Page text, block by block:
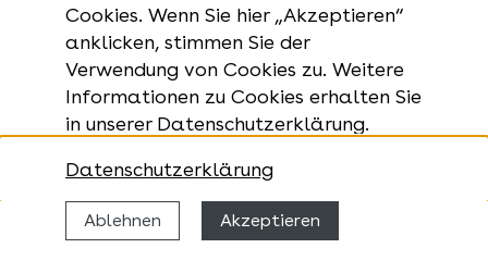
Cookies. Wenn Sie hier „Akzeptieren“
anklicken, stimmen Sie der
Verwendung von Cookies zu. Weitere
Informationen zu Cookies erhalten Sie
in unserer Datenschutzerklärung.
Datenschutzerklärung
Ablehnen Akzeptieren
+49 711 335075-555
Telefax:
+49 711 212-4283